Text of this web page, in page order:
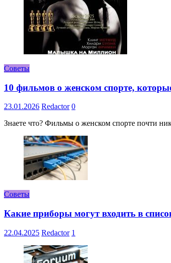
Советы
10 фильмов о женском спорте,
23.01.2026 Redactor 0
Знаете что? Фильмы о женском спорте почти
Советы
Какие приборы могут входить в
22.04.2025 Redactor 1